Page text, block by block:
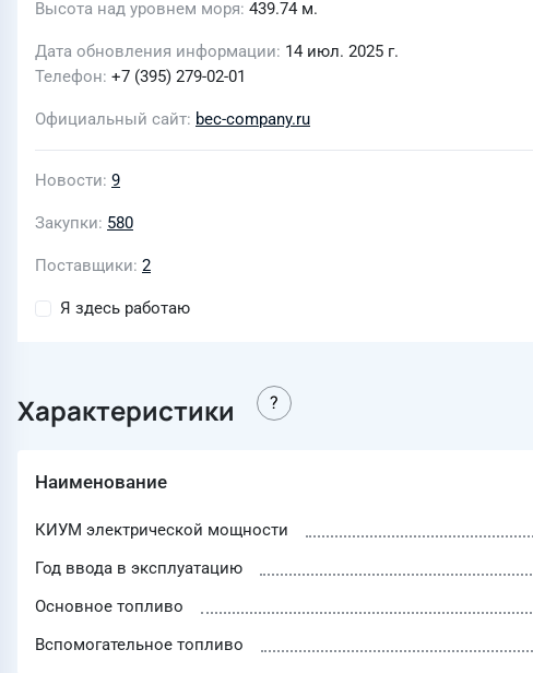
Высота над уровнем моря 439.74 м.
Дата обновления информации 14 июл. 2025 г.
Телефон +7 (395) 279-02-01
Официальный сайт bec-company.ru
Новости 9
Закупки 580
Поставщики 2
Я здесь работаю
Характеристики
Наименование
КИУМ электрической мощности
Год ввода в эксплуатацию
Основное топливо
Вспомогательное топливо